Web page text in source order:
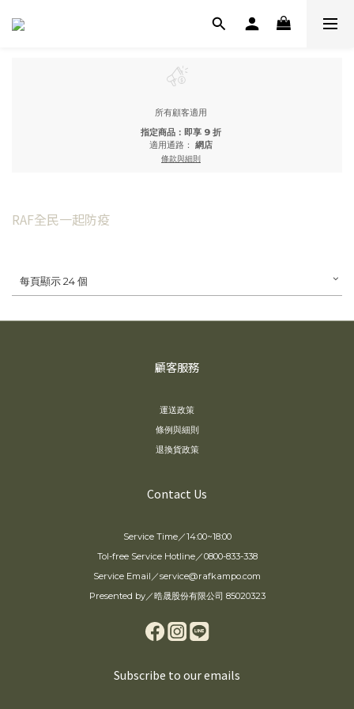
所有顧客適用
指定商品：即享 9 折
適用通路： 網店
條款與細則
RAF全民一起防疫
每頁顯示 24 個
顧客服務
運送政策
條例與細則
退換貨政策
Contact Us
Service Time／14:00~18:00
Tol-free Service Hotline／0800-833-338
Service Email／service@rafkampo.com
Presented by／晧晟股份有限公司 85020323
Subscribe to our emails